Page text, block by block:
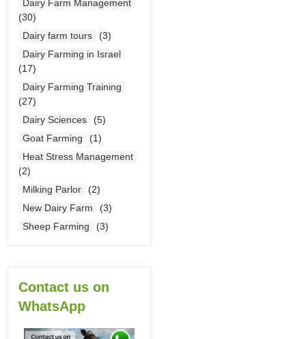
Dairy Farm Management
(30)
Dairy farm tours
(3)
Dairy Farming in Israel
(17)
Dairy Farming Training
(27)
Dairy Sciences
(5)
Goat Farming
(1)
Heat Stress Management
(2)
Milking Parlor
(2)
New Dairy Farm
(3)
Sheep Farming
(3)
Contact us on
WhatsApp